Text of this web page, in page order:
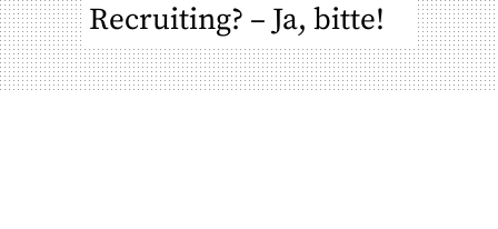
Recruiting? – Ja, bitte!